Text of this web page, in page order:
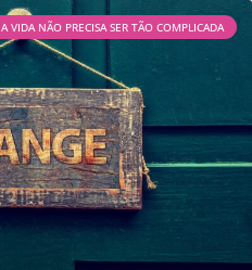
A VIDA NÃO PRECISA SER TÃO COMPLICADA